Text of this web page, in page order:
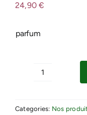
24,90€
parfum
DURANCE
Categories: Nos